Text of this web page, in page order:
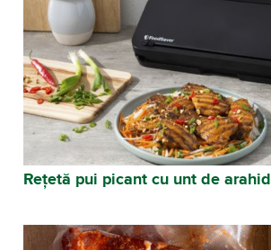
Rețetă pui picant cu unt de